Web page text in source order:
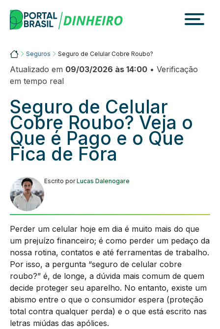
content
Portalbrasil
Seguros Seguro de Celular Cobre Roubo?
Atualizado em 09/03/2026 às 14:00 • Verificação
em tempo real
Seguro de Celular
Cobre Roubo? Veja o
Que é Pago e o Que
Fica de Fora
Escrito porLucas Dalenogare
Perder um celular hoje em dia é muito mais do que
um prejuízo financeiro; é como perder um pedaço da
nossa rotina, contatos e até ferramentas de trabalho.
Por isso, a pergunta “seguro de celular cobre
roubo?” é, de longe, a dúvida mais comum de quem
decide proteger seu aparelho. No entanto, existe um
abismo entre o que o consumidor espera (proteção
total contra qualquer perda) e o que está escrito nas
letras miúdas das apólices.